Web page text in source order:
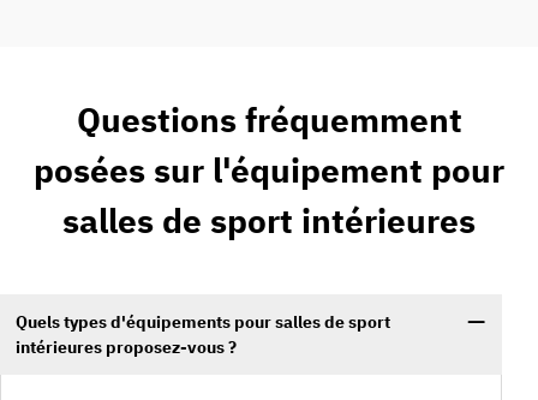
Questions fréquemment
posées sur l'équipement pour
salles de sport intérieures
Quels types d'équipements pour salles de sport
intérieures proposez-vous ?